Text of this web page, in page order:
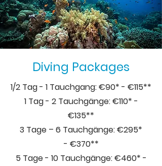
Diving Packages
1/2 Tag - 1 Tauchgang: €90* - €115**
1 Tag - 2 Tauchgänge: €110* -
€135**
3 Tage – 6 Tauchgänge: €295*
- €370**
5 Tage - 10 Tauchgänge: €460* -